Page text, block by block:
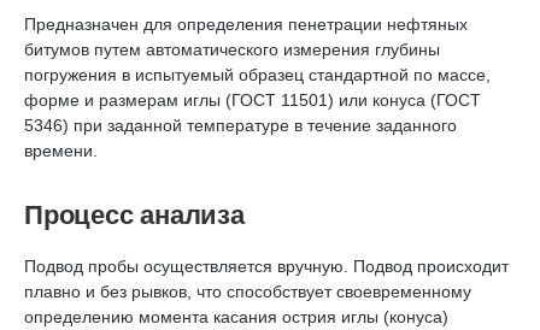
Предназначен для определения пенетрации нефтяных
битумов путем автоматического измерения глубины
погружения в испытуемый образец стандартной по массе,
форме и размерам иглы (ГОСТ 11501) или конуса (ГОСТ
5346) при заданной температуре в течение заданного
времени.
Процесс анализа
Подвод пробы осуществляется вручную. Подвод происходит
плавно и без рывков, что способствует своевременному
определению момента касания острия иглы (конуса)